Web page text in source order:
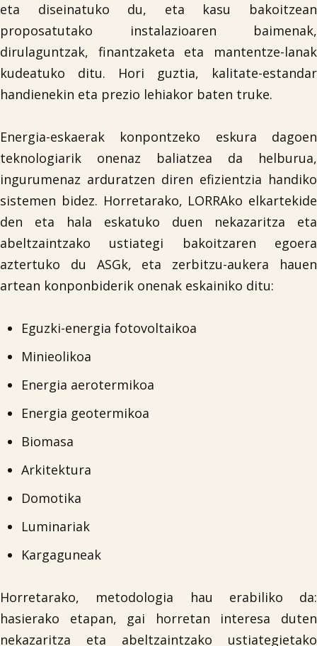
eta diseinatuko du, eta kasu bakoitzean
proposatutako instalazioaren baimenak,
dirulaguntzak, finantzaketa eta mantentze-lanak
kudeatuko ditu. Hori guztia, kalitate-estandar
handienekin eta prezio lehiakor baten truke.
Energia-eskaerak konpontzeko eskura dagoen
teknologiarik onenaz baliatzea da helburua,
ingurumenaz arduratzen diren efizientzia handiko
sistemen bidez. Horretarako, LORRAko elkartekide
den eta hala eskatuko duen nekazaritza eta
abeltzaintzako ustiategi bakoitzaren egoera
aztertuko du ASGk, eta zerbitzu-aukera hauen
artean konponbiderik onenak eskainiko ditu:
Eguzki-energia fotovoltaikoa
Minieolikoa
Energia aerotermikoa
Energia geotermikoa
Biomasa
Arkitektura
Domotika
Luminariak
Kargaguneak
Horretarako, metodologia hau erabiliko da:
hasierako etapan, gai horretan interesa duten
nekazaritza eta abeltzaintzako ustiategietako